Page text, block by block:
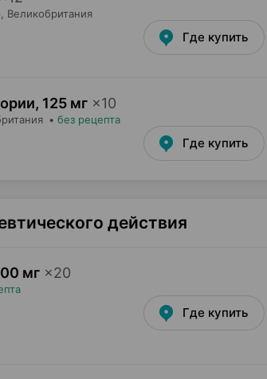
, Великобритания
Где купить
, 125 мг ×10
• без рецепта
Где купить
действия
мг ×20
Где купить